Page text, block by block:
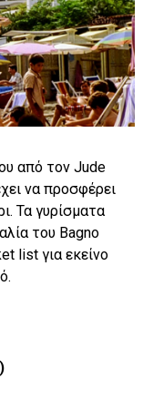
από τον Jude
να προσφέρει
Τα γυρίσματα
του Bagno
list για εκείνο
)